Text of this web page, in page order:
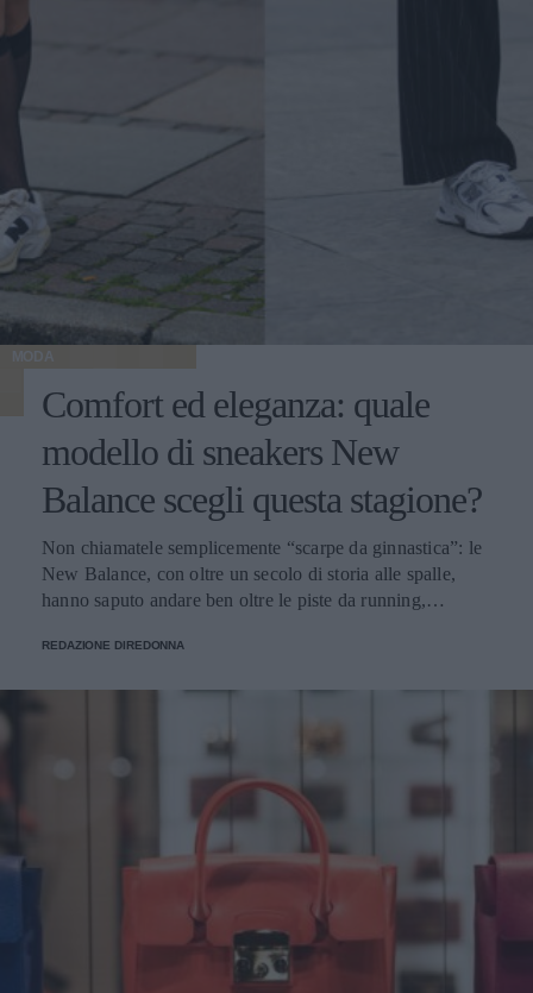
MODA
Comfort ed eleganza: quale
modello di sneakers New
Balance scegli questa stagione?
Non chiamatele semplicemente “scarpe da ginnastica”: le
New Balance, con oltre un secolo di storia alle spalle,
hanno saputo andare ben oltre le piste da running,
REDAZIONE DIREDONNA